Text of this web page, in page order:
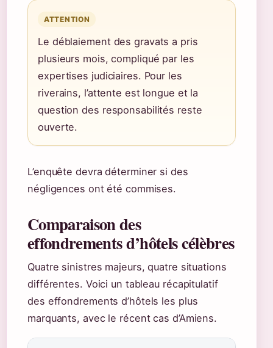
ATTENTION
Le déblaiement des gravats a pris
plusieurs mois, compliqué par les
expertises judiciaires. Pour les
riverains, l’attente est longue et la
question des responsabilités reste
ouverte.
L’enquête devra déterminer si des
négligences ont été commises.
Comparaison des
effondrements d’hôtels célèbres
Quatre sinistres majeurs, quatre situations
différentes. Voici un tableau récapitulatif
des effondrements d’hôtels les plus
marquants, avec le récent cas d’Amiens.